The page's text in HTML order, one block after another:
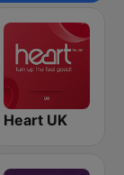
Heart UK